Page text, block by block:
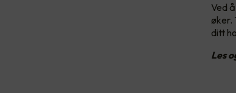
Ved
øker.
ditt
Les